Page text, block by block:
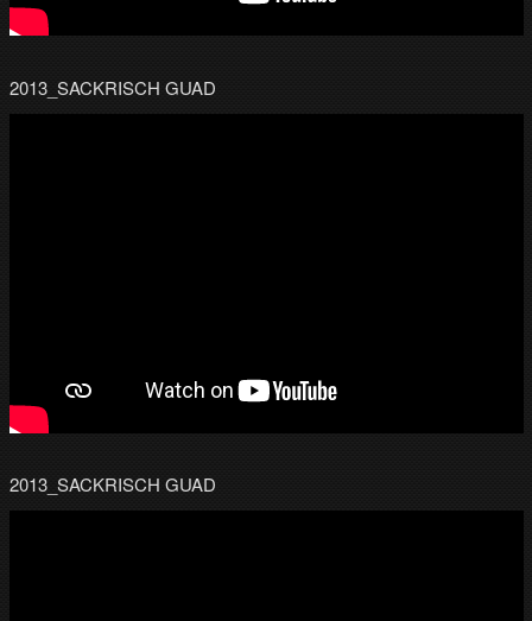
2013_SACKRISCH GUAD
2013_SACKRISCH GUAD